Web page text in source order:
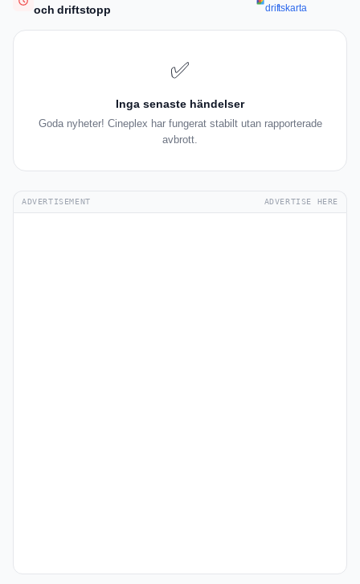
och driftstopp
driftskarta
✅
Inga senaste händelser
Goda nyheter! Cineplex har fungerat stabilt utan rapporterade
avbrott.
ADVERTISEMENT ADVERTISE HERE